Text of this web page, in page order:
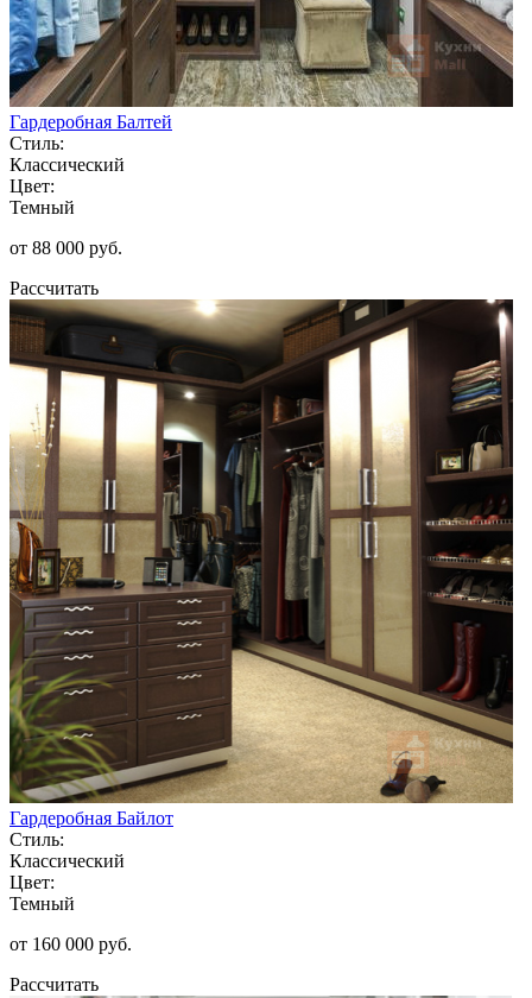
Гардеробная Балтей
Стиль:
Классический
Цвет:
Темный
от 88 000 руб.
Рассчитать
Гардеробная Байлот
Стиль:
Классический
Цвет:
Темный
от 160 000 руб.
Рассчитать